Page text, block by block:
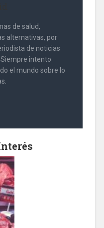
de salud,
alternativas, por
de noticias
intento
el mundo sobre lo